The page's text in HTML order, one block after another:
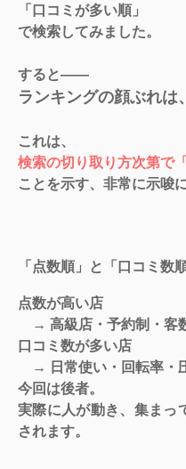
「口コミが多い順」
で検索してみました。
すると——
ランキングの顔ぶれは
これは、
検索の切り取り方次第で
ことを示す、非常に示唆
「点数順」と「口コミ数
点数が高い店
→ 高級店・予約制・客
口コミ数が多い店
→ 日常使い・回転率・
今回は後者。
実際に人が動き、集まっ
されます。